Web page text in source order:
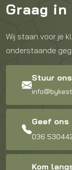
Graag
Wij staan voor je
onderstaande
Stuur
Geef
036
Kom